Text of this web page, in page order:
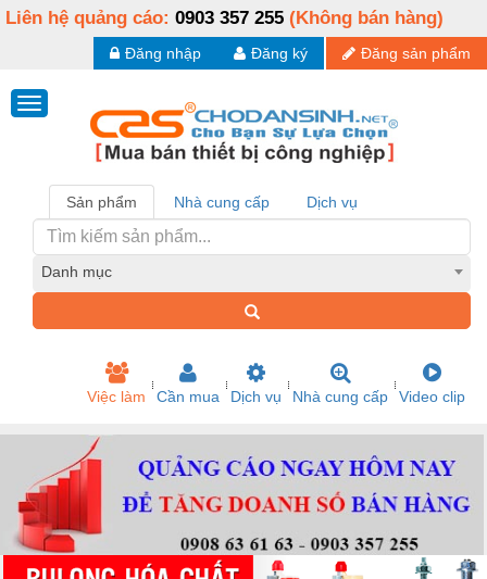
Liên hệ quảng cáo: 0903 357 255 (Không bán hàng)
Đăng sản phẩm
Đăng ký
Đăng nhập
Sản phẩm Nhà cung cấp Dịch vụ
Danh mục
Việc làm Cần mua Dịch vụ Nhà cung cấp Video clip